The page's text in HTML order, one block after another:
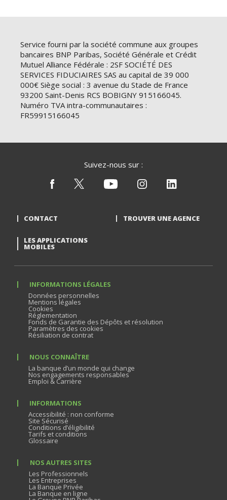
Service fourni par la société commune aux groupes
bancaires BNP Paribas, Société Générale et Crédit
Mutuel Alliance Fédérale : 2SF SOCIÉTÉ DES
SERVICES FIDUCIAIRES SAS au capital de 39 000
000€ Siège social : 3 avenue du Stade de France
93200 Saint-Denis RCS BOBIGNY 915166045.
Numéro TVA intra-communautaires :
FR59915166045
Suivez-nous sur :
CONTACT TROUVER UNE AGENCE
LES APPLICATIONS
MOBILES
INFORMATIONS LÉGALES
Données personnelles
Mentions légales
Cookies
Réglementation
Fonds de Garantie des Dépôts et résolution
Paramètres des cookies
Résiliation de contrat
NOUS CONNAÎTRE
La banque d’un monde qui change
Nos engagements responsables
Emploi & Carrière
INFORMATIONS
Accessibilité : non conforme
Site Sécurisé
Conditions d’éligibilité
Tarifs et conditions
Glossaire
NOS AUTRES SITES
Les Professionnels
Les Entreprises
La Banque Privée
La Banque en ligne